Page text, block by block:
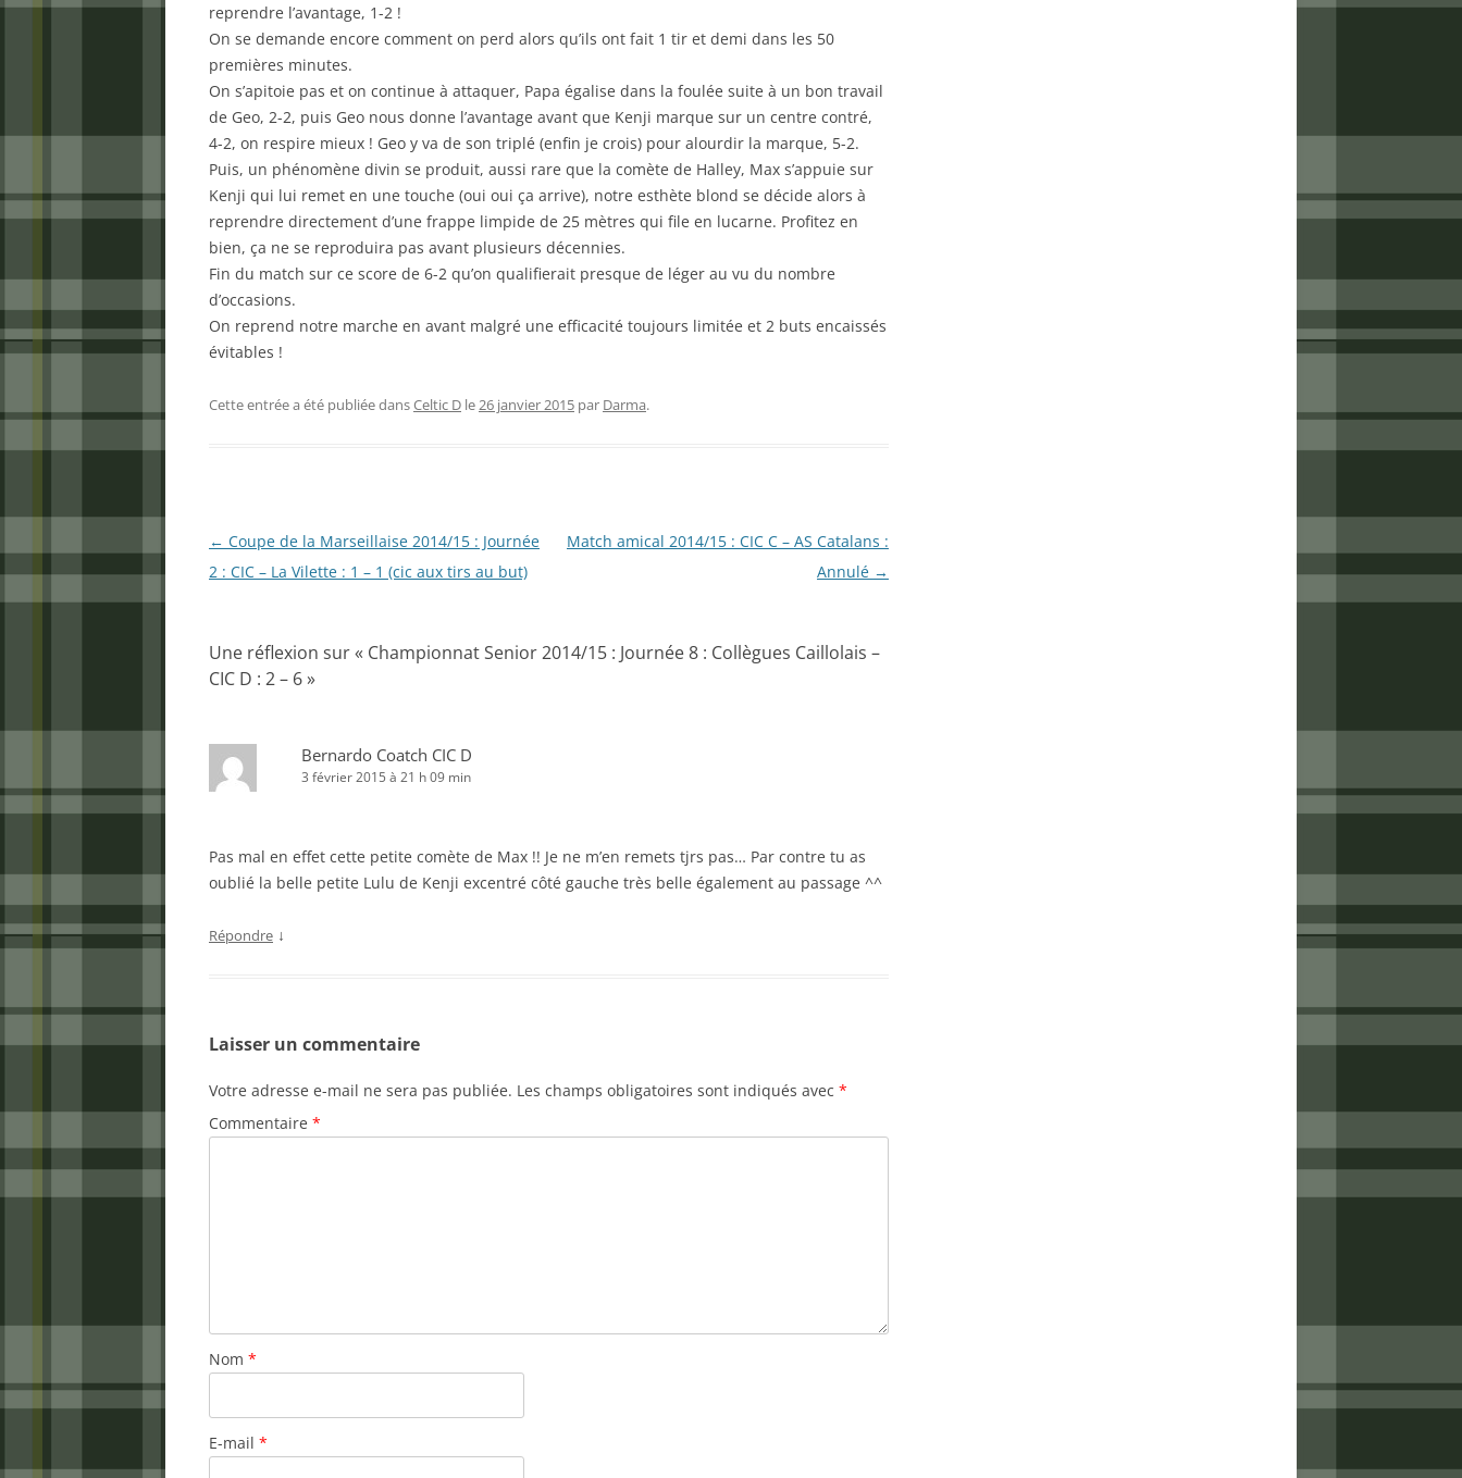
reprendre l’avantage, 1-2 !
On se demande encore comment on perd alors qu’ils ont fait 1 tir et demi dans les 50
premières minutes.
On s’apitoie pas et on continue à attaquer, Papa égalise dans la foulée suite à un bon travail
de Geo, 2-2, puis Geo nous donne l’avantage avant que Kenji marque sur un centre contré,
4-2, on respire mieux ! Geo y va de son triplé (enfin je crois) pour alourdir la marque, 5-2.
Puis, un phénomène divin se produit, aussi rare que la comète de Halley, Max s’appuie sur
Kenji qui lui remet en une touche (oui oui ça arrive), notre esthète blond se décide alors à
reprendre directement d’une frappe limpide de 25 mètres qui file en lucarne. Profitez en
bien, ça ne se reproduira pas avant plusieurs décennies.
Fin du match sur ce score de 6-2 qu’on qualifierait presque de léger au vu du nombre
d’occasions.
On reprend notre marche en avant malgré une efficacité toujours limitée et 2 buts encaissés
évitables !
Cette entrée a été publiée dansCeltic D le26 janvier 2015 par Darma.
Navigation
des
← Coupe de la Marseillaise 2014/15 : Journée
2 : CIC – La Vilette : 1 – 1 (cic aux tirs au but)
Match amical 2014/15 : CIC C – AS Catalans :
Annulé →
Une réflexion sur « Championnat Senior 2014/15 : Journée 8 : Collègues Caillolais –
CIC D : 2 – 6»
Bernardo Coatch CIC D
3 février 2015 à 21 h 09 min
Pas mal en effet cette petite comète de Max !! Je ne m’en remets tjrs pas… Par contre tu as
oublié la belle petite Lulu de Kenji excentré côté gauche très belle également au passage ^^
Répondre ↓
Laisser un commentaire
Votre adresse e-mail ne sera pas publiée. Les champs obligatoires sont indiqués avec *
Commentaire *
Nom *
E-mail *